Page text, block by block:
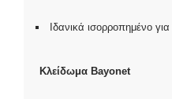
Ιδανικά ισορροπημένο
Κλείδωμα Bayonet